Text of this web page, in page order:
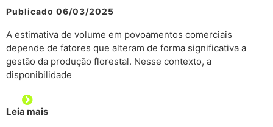
Publicado 06/03/2025
A estimativa de volume em povoamentos comerciais
depende de fatores que alteram de forma significativa a
gestão da produção florestal. Nesse contexto, a
disponibilidade
Leia mais